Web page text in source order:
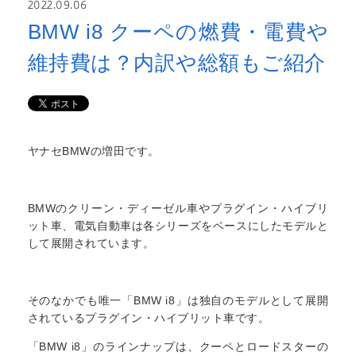
2022.09.06
BMW i8 クーペの燃費・電費や
維持費は？内訳や総額もご紹介
ヤナセBMWの増田です。
BMWのクリーン・ディーゼル車やプラグイン・ハイブリ
ット車、電気自動車は各シリーズをベースにしたモデルと
して展開されています。
そのなかでも唯一「BMW i8」は独自のモデルとして展開
されているプラグイン・ハイブリット車です。
「BMW i8」のラインナップは、クーペとロードスターの